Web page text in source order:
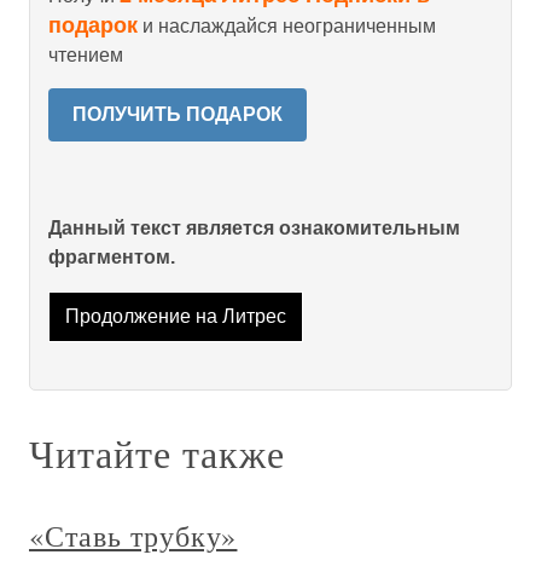
подарок и наслаждайся неограниченным
чтением
ПОЛУЧИТЬ ПОДАРОК
Данный текст является ознакомительным
фрагментом.
Продолжение на Литрес
Читайте также
«Ставь трубку»